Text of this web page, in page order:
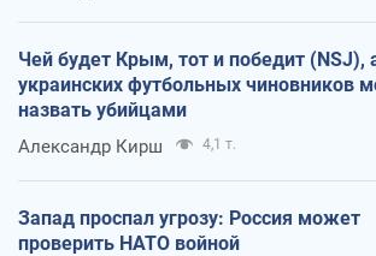
Чей будет Крым, тот и победит (NSJ),
украинских футбольных чиновников
назвать убийцами
Александр Кирш 4,1 т.
Запад проспал угрозу: Россия может
проверить НАТО войной